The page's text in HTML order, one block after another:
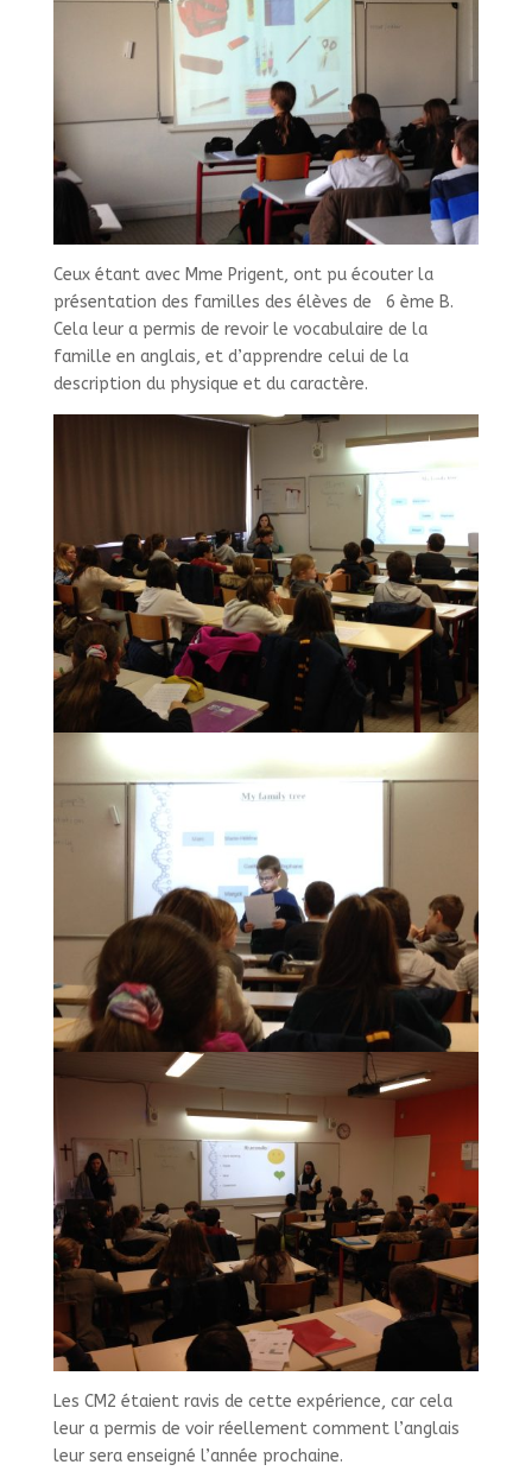
Ceux étant avec Mme Prigent, ont pu écouter la
présentation des familles des élèves de 6 ème B.
Cela leur a permis de revoir le vocabulaire de la
famille en anglais, et d’apprendre celui de la
description du physique et du caractère.
Les CM2 étaient ravis de cette expérience, car cela
leur a permis de voir réellement comment l’anglais
leur sera enseigné l’année prochaine.